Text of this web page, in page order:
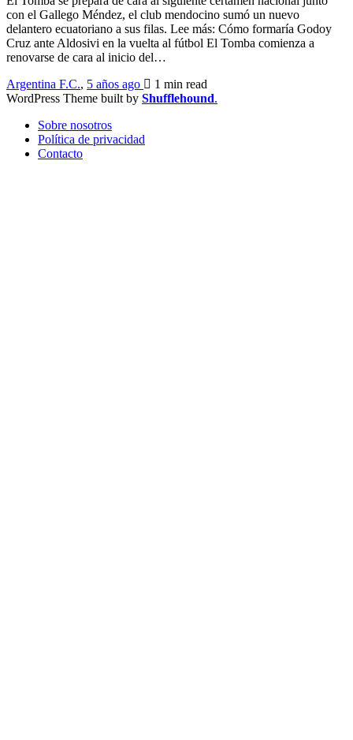
con el Gallego Méndez, el club mendocino sumó un nuevo
delantero ecuatoriano a sus filas. Lee más: Cómo formaría Godoy
Cruz ante Aldosivi en la vuelta al fútbol El Tomba comienza a
renovarse de cara al inicio del…
Argentina F.C., 5 años ago 1 min read
WordPress Theme built by Shufflehound.
Sobre nosotros
Política de privacidad
Contacto